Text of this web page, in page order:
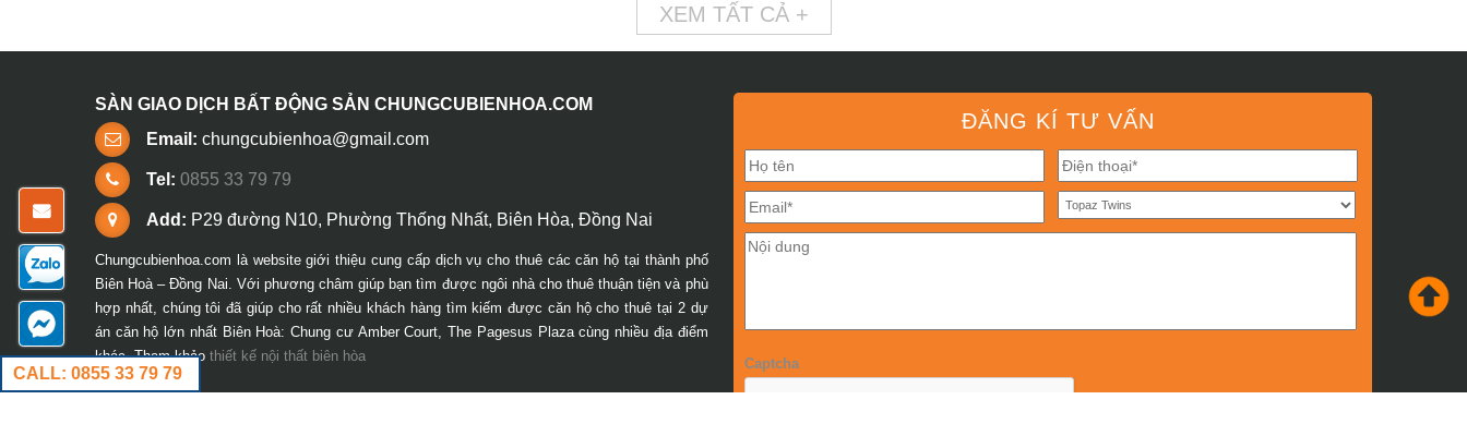
XEM TẤT CẢ +
ĐĂNG KÍ TƯ VẤN
Captcha
SÀN GIAO DỊCH BẤT ĐỘNG SẢN CHUNGCUBIENHOA.COM
Email: chungcubienhoa@gmail.com
Tel: 0855 33 79 79
Add: P29 đường N10, Phường Thống Nhất, Biên Hòa, Đồng Nai
Chungcubienhoa.com là website giới thiệu cung cấp dịch vụ cho thuê các căn hộ tại thành phố
Biên Hoà – Đồng Nai. Với phương châm giúp bạn tìm được ngôi nhà cho thuê thuận tiện và phù
hợp nhất, chúng tôi đã giúp cho rất nhiều khách hàng tìm kiếm được căn hộ cho thuê tại 2 dự
án căn hộ lớn nhất Biên Hoà: Chung cư Amber Court, The Pagesus Plaza cùng nhiều địa điểm
khác. Tham khảo thiết kế nội thất biên hòa
CALL: 0855 33 79 79